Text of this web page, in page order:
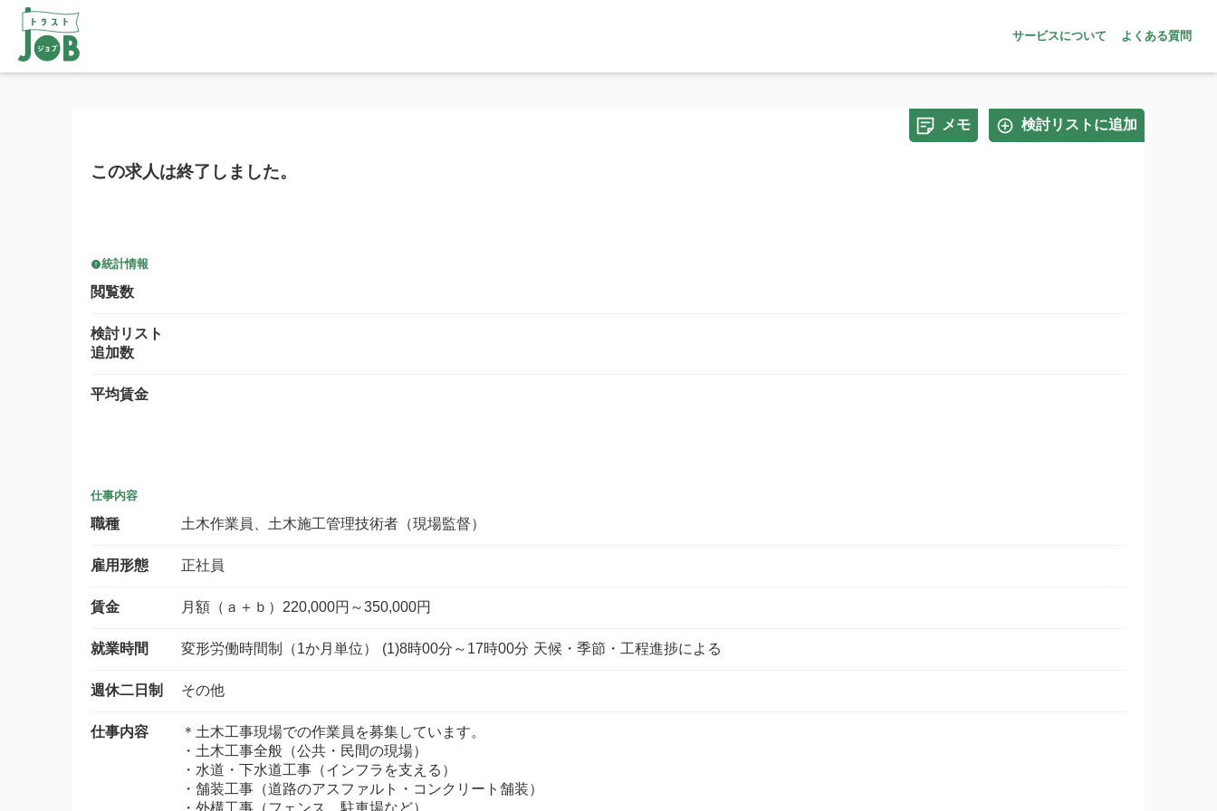
サービスについて よくある質問
メモ 検討リストに追加
この求人は終了しました。
統計情報
閲覧数
検討リスト
追加数
平均賃金
仕事内容
職種 土木作業員、土木施工管理技術者（現場監督）
雇用形態 正社員
賃金 月額（ａ＋ｂ）220,000円～350,000円
就業時間 変形労働時間制（1か月単位） (1)8時00分～17時00分 天候・季節・工程進捗による
週休二日制 その他
仕事内容
＊土木工事現場での作業員を募集しています。
・土木工事全般（公共・民間の現場）
・水道・下水道工事（インフラを支える）
・舗装工事（道路のアスファルト・コンクリート舗装）
・外構工事（フェンス、駐車場など）